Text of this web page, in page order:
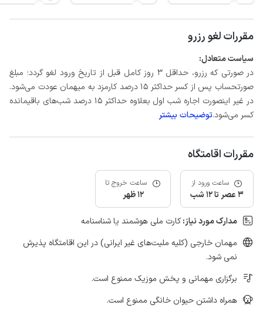
مقررات لغو رزرو
سیاست متعادل:
در صورتی که رزرو، حداقل 3 روز کامل قبل از تاریخ ورود لغو گردد؛ مبلغ
صورتحساب پس از کسر حداکثر 15 درصد کارمزد به میهمان عودت می‌شود.
در غیر اینصورت اجاره شب اول بعلاوه حداکثر 15 درصد شب‌های باقیمانده
کسر می‌شود.توضیحات بیشتر
مقررات اقامتگاه
ساعت ورود از
3 عصر تا 12 شب
ساعت خروج تا
12 ظهر
مدارک مورد نیاز:کارت ملی هوشمند یا شناسنامه
مهمان خارجی (کلیه ملیت‌های غیر ایرانی) در این اقامتگاه پذیرش
نمی شود.
برگزاری مهمانی و پخش موزیک ممنوع است.
همراه داشتن حیوان خانگی ممنوع است.